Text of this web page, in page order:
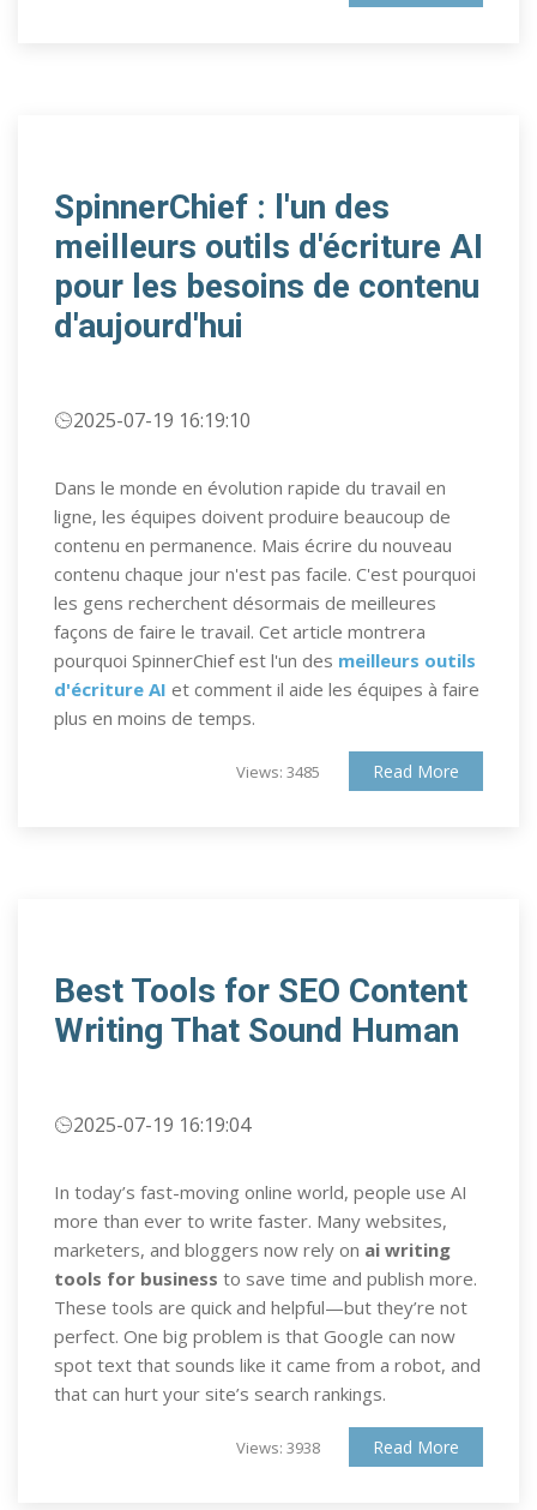
SpinnerChief : l'un des
meilleurs outils d'écriture AI
pour les besoins de contenu
d'aujourd'hui
2025-07-19 16:19:10
Dans le monde en évolution rapide du travail en
ligne, les équipes doivent produire beaucoup de
contenu en permanence. Mais écrire du nouveau
contenu chaque jour n'est pas facile. C'est pourquoi
les gens recherchent désormais de meilleures
façons de faire le travail. Cet article montrera
pourquoi SpinnerChief est l'un des meilleurs outils
d'écriture AI et comment il aide les équipes à faire
plus en moins de temps.
Views: 3485 Read More
Best Tools for SEO Content
Writing That Sound Human
2025-07-19 16:19:04
In today’s fast-moving online world, people use AI
more than ever to write faster. Many websites,
marketers, and bloggers now rely on ai writing
tools for business to save time and publish more.
These tools are quick and helpful—but they’re not
perfect. One big problem is that Google can now
spot text that sounds like it came from a robot, and
that can hurt your site’s search rankings.
Views: 3938 Read More